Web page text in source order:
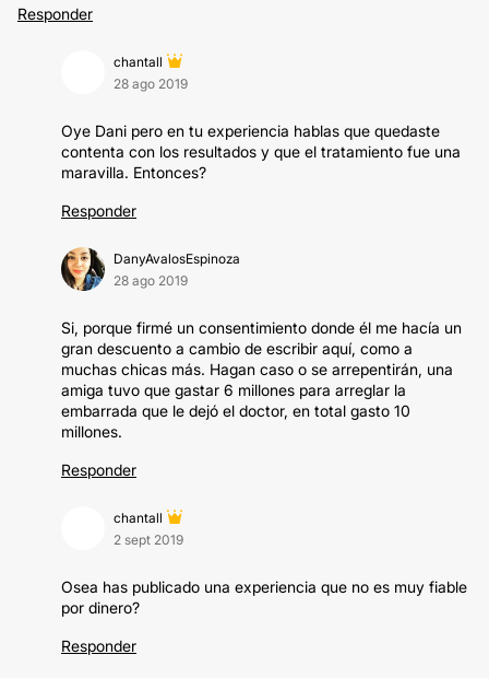
Responder
chantall
28 ago 2019
Oye Dani pero en tu experiencia hablas que quedaste
contenta con los resultados y que el tratamiento fue una
maravilla. Entonces?
Responder
DanyAvalosEspinoza
28 ago 2019
Si, porque firmé un consentimiento donde él me hacía un
gran descuento a cambio de escribir aquí, como a
muchas chicas más. Hagan caso o se arrepentirán, una
amiga tuvo que gastar 6 millones para arreglar la
embarrada que le dejó el doctor, en total gasto 10
millones.
Responder
chantall
2 sept 2019
Osea has publicado una experiencia que no es muy fiable
por dinero?
Responder